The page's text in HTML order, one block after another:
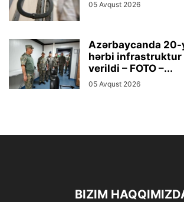
05 Avqust 2026
Azərbaycanda 20-
hərbi
verildi – FOTO –...
05 Avqust 2026
BIZIM